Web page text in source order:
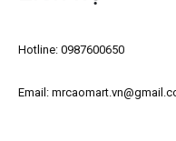
Hotline: 0987600650
Email: